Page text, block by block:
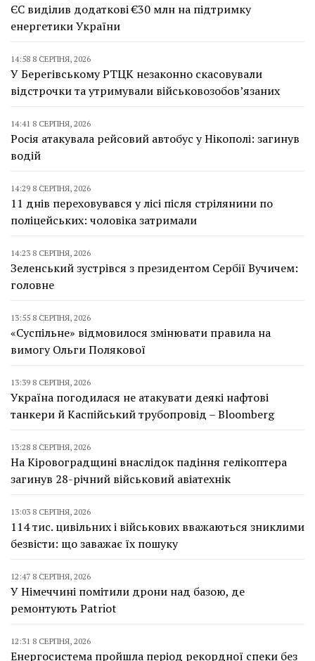
ЄС виділив додаткові €30 млн на підтримку
енергетики України
14:58 8 СЕРПНЯ, 2026
У Берегівському РТЦК незаконно скасовували
відстрочки та утримували військовозобов’язаних
14:41 8 СЕРПНЯ, 2026
Росія атакувала рейсовий автобус у Нікополі: загинув
водій
14:29 8 СЕРПНЯ, 2026
11 днів переховувався у лісі після стрілянини по
поліцейських: чоловіка затримали
14:23 8 СЕРПНЯ, 2026
Зеленський зустрівся з президентом Сербії Вучичем:
головне
13:55 8 СЕРПНЯ, 2026
«Суспільне» відмовилося змінювати правила на
вимогу Ольги Полякової
13:39 8 СЕРПНЯ, 2026
Україна погодилася не атакувати деякі нафтові
танкери й Каспійський трубопровід – Bloomberg
13:28 8 СЕРПНЯ, 2026
На Кіровоградщині внаслідок падіння гелікоптера
загинув 28-річний військовий авіатехнік
13:03 8 СЕРПНЯ, 2026
114 тис. цивільних і військових вважаються зниклими
безвісти: що заважає їх пошуку
12:47 8 СЕРПНЯ, 2026
У Німеччині помітили дрони над базою, де
ремонтують Patriot
12:31 8 СЕРПНЯ, 2026
Енергосистема пройшла період рекордної спеки без